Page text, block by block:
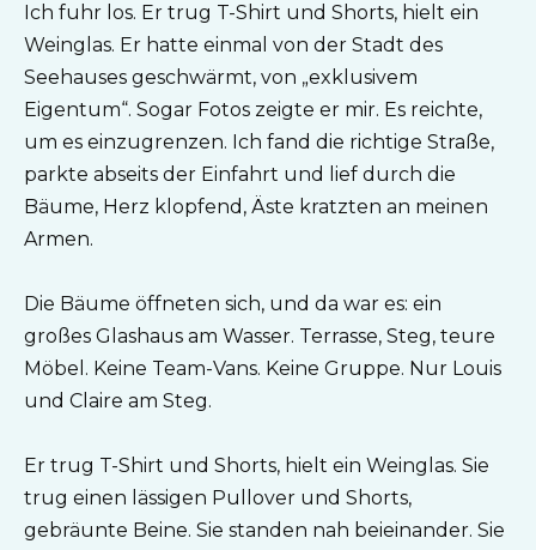
Ich fuhr los. Er trug T-Shirt und Shorts, hielt ein
Weinglas. Er hatte einmal von der Stadt des
Seehauses geschwärmt, von „exklusivem
Eigentum“. Sogar Fotos zeigte er mir. Es reichte,
um es einzugrenzen. Ich fand die richtige Straße,
parkte abseits der Einfahrt und lief durch die
Bäume, Herz klopfend, Äste kratzten an meinen
Armen.
Die Bäume öffneten sich, und da war es: ein
großes Glashaus am Wasser. Terrasse, Steg, teure
Möbel. Keine Team-Vans. Keine Gruppe. Nur Louis
und Claire am Steg.
Er trug T-Shirt und Shorts, hielt ein Weinglas. Sie
trug einen lässigen Pullover und Shorts,
gebräunte Beine. Sie standen nah beieinander. Sie